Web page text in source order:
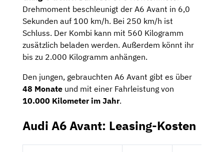
Drehmoment beschleunigt der A6 Avant in 6,0
Sekunden auf 100 km/h. Bei 250 km/h ist
Schluss. Der Kombi kann mit 560 Kilogramm
zusätzlich beladen werden. Außerdem könnt ihr
bis zu 2.000 Kilogramm anhängen.
Den jungen, gebrauchten A6 Avant gibt es über
48 Monate und mit einer Fahrleistung von
10.000 Kilometer im Jahr.
Audi A6 Avant: Leasing-Kosten